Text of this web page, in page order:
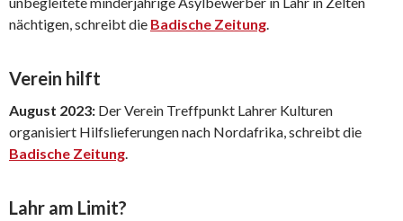
nächtigen, schreibt die Badische Zeitung.
Verein hilft
August 2023: Der Verein Treffpunkt Lahrer Kulturen
organisiert Hilfslieferungen nach Nordafrika, schreibt die
Badische Zeitung.
Lahr am Limit?